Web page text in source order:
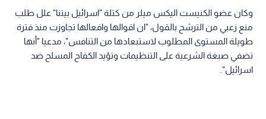
وكان عضو الكنيست اليكس ميلر من كتلة "اسرائيل بيتنا" علل طلب
منع زعبي من الترشح بالقول، "ان اقوالها وافعالها تجاوزت منذ فترة
طويلة المستوى المطلوب لاستبعادها من التنافس"، مدعيا "أنها
تضفي صبغة الشرعية على التنظيمات وتؤيد الكفاح المسلح ضد
اسرائيل".